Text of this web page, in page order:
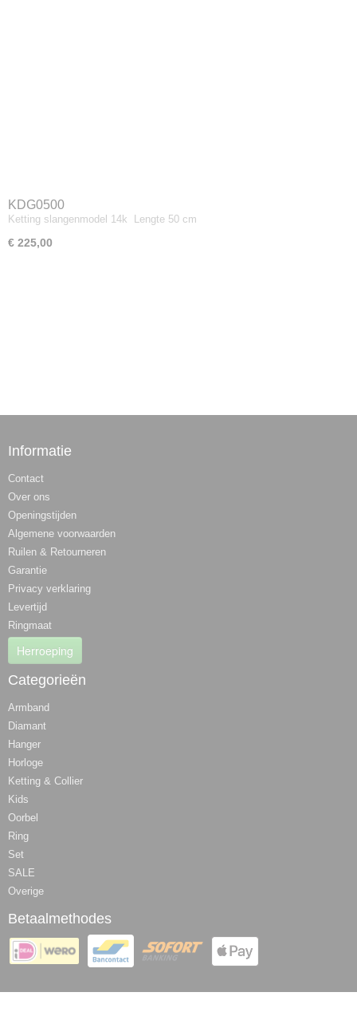
KDG0500
Ketting slangenmodel 14k Lengte 50 cm
€ 225,00
Informatie
Contact
Over ons
Openingstijden
Algemene voorwaarden
Ruilen & Retourneren
Garantie
Privacy verklaring
Levertijd
Ringmaat
Herroeping
Categorieën
Armband
Diamant
Hanger
Horloge
Ketting & Collier
Kids
Oorbel
Ring
Set
SALE
Overige
Betaalmethodes